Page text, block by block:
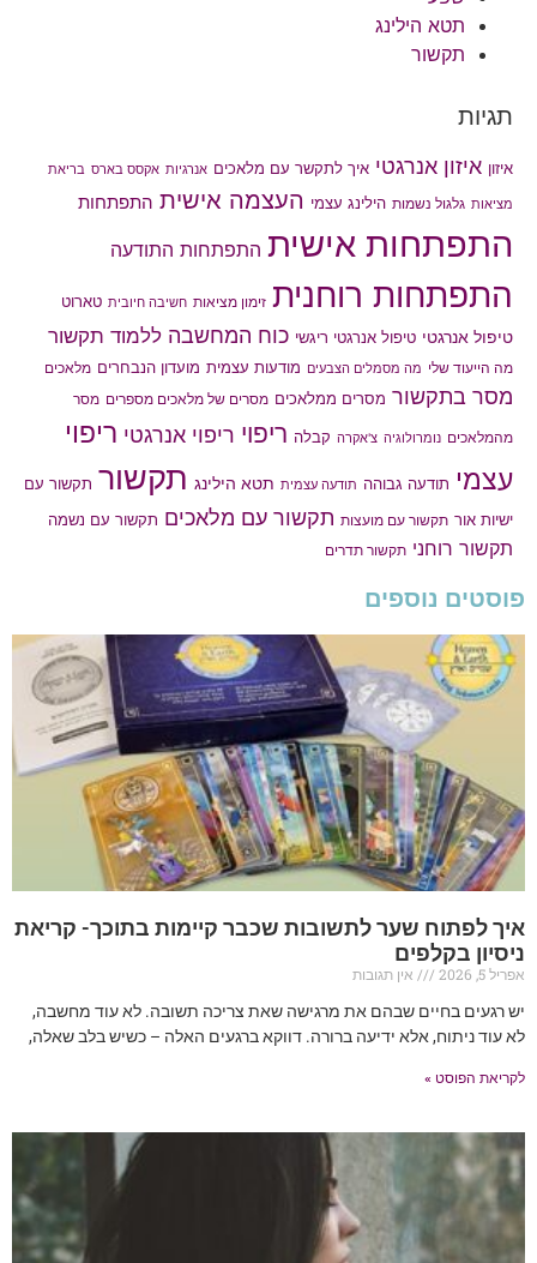
תטא הילינג
תקשור
תגיות
איזון איזון אנרגטי איך לתקשר עם מלאכים אנרגיות אקסס בארס בריאת
מציאות גלגול נשמות הילינג עצמי העצמה אישית התפתחות
התפתחות אישית התפתחות התודעה
התפתחות רוחנית זימון מציאות חשיבה חיובית טארוט
טיפול אנרגטי טיפול אנרגטי ריגשי כוח המחשבה ללמוד תקשור
מה הייעוד שלי מה מסמלים הצבעים מודעות עצמית מועדון הנבחרים מלאכים
מסר בתקשור מסרים ממלאכים מסרים של מלאכים מספרים מסר
מהמלאכים נומרולוגיה צ'אקרה קבלה ריפוי ריפוי אנרגטי ריפוי
עצמי תודעה גבוהה תודעה עצמית תטא הילינג תקשור תקשור עם
ישיות אור תקשור עם מועצות תקשור עם מלאכים תקשור עם נשמה
תקשור רוחני תקשור תדרים
פוסטים נוספים
איך לפתוח שער לתשובות שכבר קיימות בתוכך- קריאת
ניסיון בקלפים
אפריל 5, 2026
אין תגובות
יש רגעים בחיים שבהם את מרגישה שאת צריכה תשובה. לא עוד מחשבה,
לא עוד ניתוח, אלא ידיעה ברורה. דווקא ברגעים האלה – כשיש בלב שאלה,
לקריאת הפוסט »